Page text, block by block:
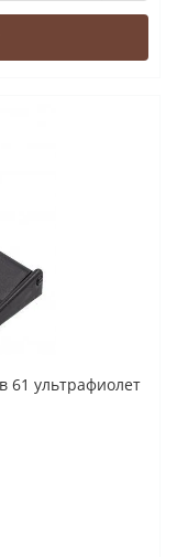
61 ультрафиолет